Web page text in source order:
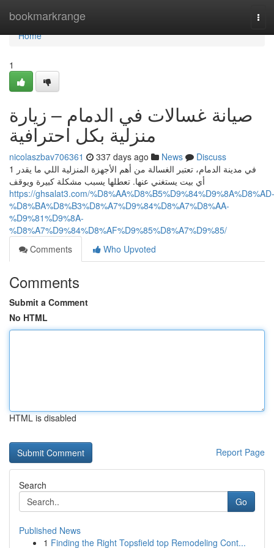
bookmarkrange
Home
Home
1
صيانة غسالات في الدمام – زيارة
منزلية بكل احترافية
nicolaszbav706361 337 days ago News
Discuss
1 في مدينة الدمام، تعتبر الغسالة من أهم الأجهزة المنزلية اللي ما يقدر
أي بيت يستغني عنها. تعطلها يسبب مشكلة كبيرة ويوقف
https://ghsalat3.com/%D8%AA%D8%B5%D9%84%D9%8A%D8%AD-
%D8%BA%D8%B3%D8%A7%D9%84%D8%A7%D8%AA-
%D9%81%D9%8A-
%D8%A7%D9%84%D8%AF%D9%85%D8%A7%D9%85/
Comments
Who Upvoted
Comments
Submit a Comment
No HTML
HTML is disabled
Report Page
Search
Go
Published News
1 Finding the Right Topsfield top Remodeling Cont...